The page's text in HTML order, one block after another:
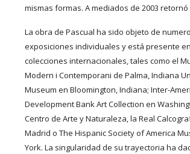
mismas formas. A mediados de 2003 retornó
La obra de Pascual ha sido objeto de
exposiciones individuales y está presente
colecciones internacionales, tales como el
Modern i Contemporani de Palma, Indiana
Museum en Bloomington, Indiana; Inter-
Development Bank Art Collection en
Centro de Arte y Naturaleza, la Real
Madrid o The Hispanic Society of America
York. La singularidad de su trayectoria ha